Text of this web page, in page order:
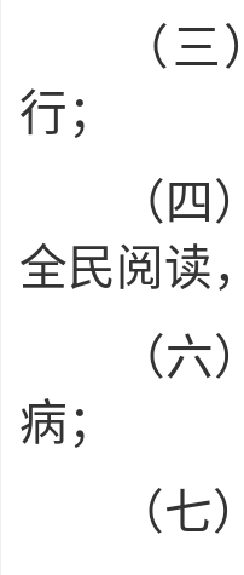
（三）
行；
（四）
全民阅读
（六）
病；
（七）